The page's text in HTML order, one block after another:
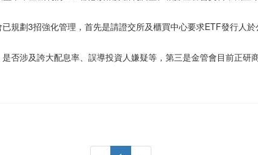
規劃3招強化管理，首先是請證交所及櫃買中心要求ETF發行人
否涉及誇大配息率、誤導投資人嫌疑等，第三是金管會目前正研